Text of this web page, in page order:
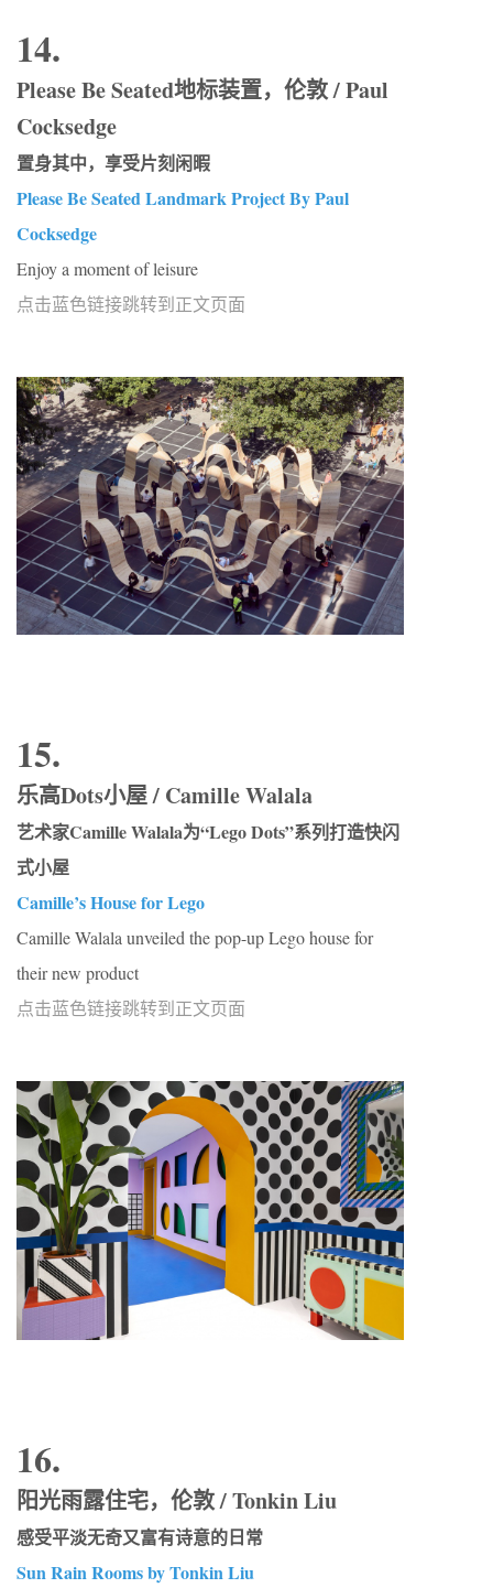
14.
Please Be Seated地标装置，伦敦 / Paul
Cocksedge
置身其中，享受片刻闲暇
Please Be Seated Landmark Project By Paul
Cocksedge
Enjoy a moment of leisure
点击蓝色链接跳转到正文页面
15.
乐高Dots小屋 / Camille Walala
艺术家Camille Walala为“Lego Dots”系列打造快闪
式小屋
Camille’s House for Lego
Camille Walala unveiled the pop-up Lego house for
their new product
点击蓝色链接跳转到正文页面
16.
阳光雨露住宅，伦敦 / Tonkin Liu
感受平淡无奇又富有诗意的日常
Sun Rain Rooms by Tonkin Liu